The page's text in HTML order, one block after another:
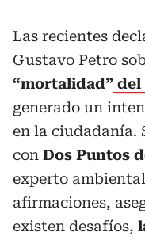
Las recientes
Gustavo Petro
“mortalidad” del
generado un
en la ciudadanía.
con Dos Puntos
experto
afirmaciones,
existen desafíos,